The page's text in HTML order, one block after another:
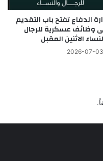
الدفاع تفتح باب التقديم
وظائف عسكرية للرجال
الاثنين المقبل
2026-07-03